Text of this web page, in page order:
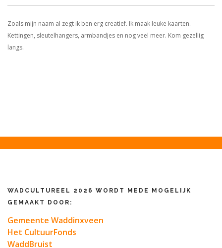
Zoals mijn naam al zegt ik ben erg creatief. Ik maak leuke kaarten.
Kettingen, sleutelhangers, armbandjes en nog veel meer. Kom gezellig
langs.
WADCULTUREEL 2026 WORDT MEDE MOGELIJK
GEMAAKT DOOR:
Gemeente Waddinxveen
Het CultuurFonds
WaddBruist